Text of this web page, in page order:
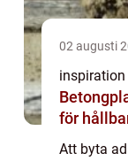
02 augusti
inspiration
för
Att byta